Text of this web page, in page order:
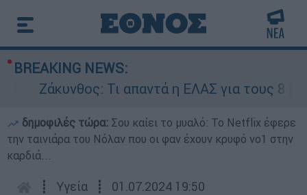
BREAKING NEWS:
Ζάκυνθος: Τι απαντά η ΕΛΑΣ για τους 8
δημοφιλές τώρα: Σου καίει το μυαλό: Το Netflix έφερε
την ταινιάρα του Νόλαν που οι φαν έχουν κρυφό νο1 στην
καρδιά...
┋ Υγεία ┋ 01.07.2024 19:50